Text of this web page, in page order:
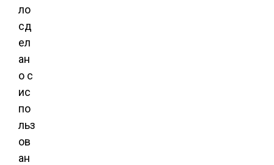
ло
сд
ел
ан
о с
ис
по
льз
ов
ан